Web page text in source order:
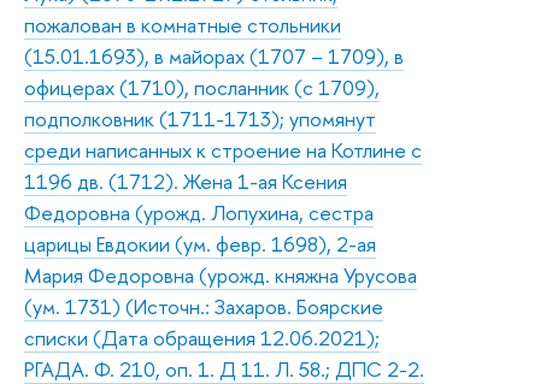
пожалован в комнатные стольники
(15.01.1693), в майорах (1707 – 1709), в
офицерах (1710), посланник (с 1709),
подполковник (1711-1713); упомянут
среди написанных к строение на Котлине с
1196 дв. (1712). Жена 1-ая Ксения
Федоровна (урожд. Лопухина, сестра
царицы Евдокии (ум. февр. 1698), 2-ая
Мария Федоровна (урожд. княжна Урусова
(ум. 1731) (Источн.: Захаров. Боярские
списки (Дата обращения 12.06.2021);
РГАДА. Ф. 210, оп. 1. Д 11. Л. 58.; ДПС 2-2.